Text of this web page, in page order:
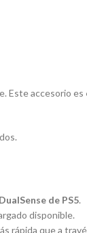
Este accesorio es
DualSense de PS5.
disponible.
rápida que a